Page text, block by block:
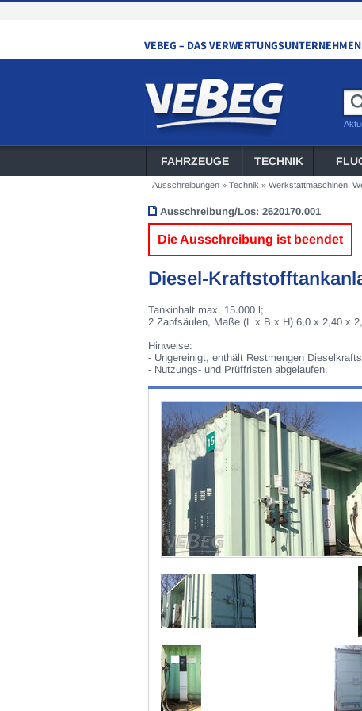
FAHRZEUGE TECHNIK
Ausschreibungen » Technik » Werkstattmaschinen,
Ausschreibung/Los: 2620170.001
Die Ausschreibung ist beendet
Diesel-
Tankinhalt max. 15.000 l;
2 Zapfsäulen, Maße (L x B x H) 6,0 x 2,40 x
Hinweise:
- Ungereinigt, enthält Restmengen
- Nutzungs- und Prüffristen abgelaufen.